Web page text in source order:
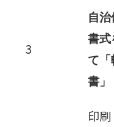
3
自
書式
て「
書」
印